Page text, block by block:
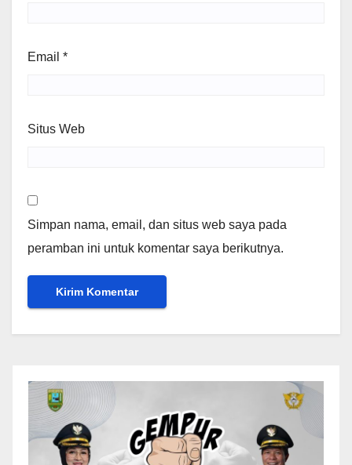
Email *
Situs Web
Simpan nama, email, dan situs web saya pada
peramban ini untuk komentar saya berikutnya.